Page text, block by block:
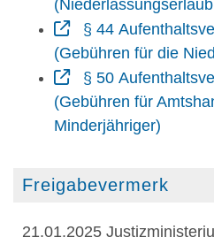
§ 44
(Gebühren für die
§ 50
(Gebühren für
Minderjähriger)
Freigabevermerk
21.01.2025